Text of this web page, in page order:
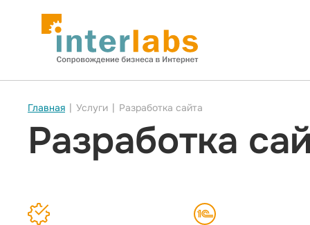
Главная | Услуги | Разработка сайта
Разработка